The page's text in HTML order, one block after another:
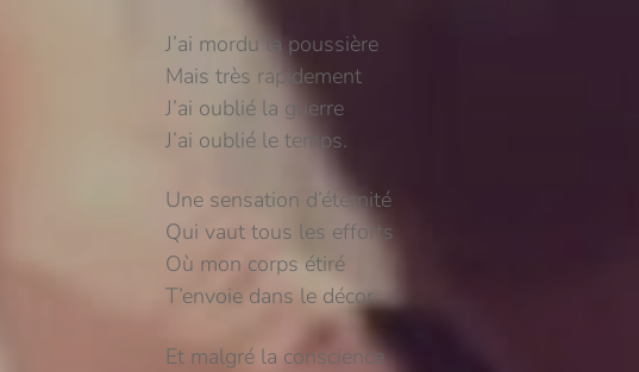
J’ai mordu la poussière
Mais très rapidement
J’ai oublié la guerre
J’ai oublié le temps.
Une sensation d’éternité
Qui vaut tous les efforts
Où mon corps étiré
T’envoie dans le décor.
Et malgré la conscience